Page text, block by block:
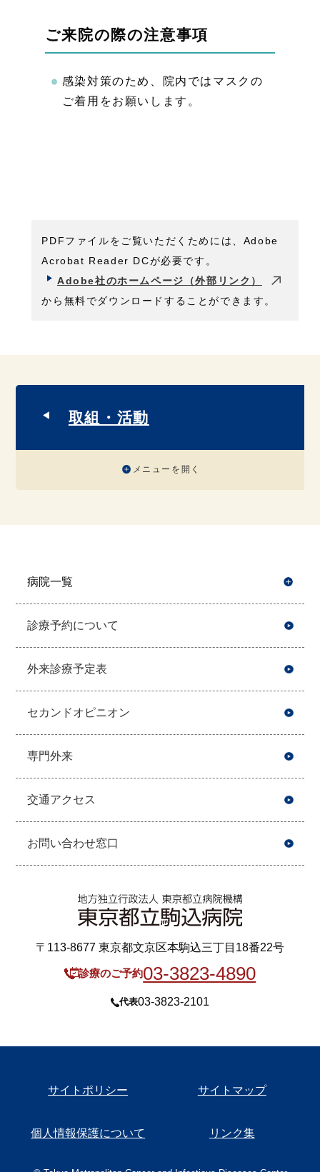
ご来院の際の注意事項
感染対策のため、院内ではマスクの
ご着用をお願いします。
PDFファイルをご覧いただくためには、Adobe
Acrobat Reader DCが必要です。
Adobe社のホームページ（外部リンク）
から無料でダウンロードすることができます。
取組・活動
メニューを開く
病院一覧
診療予約について
外来診療予定表
セカンドオピニオン
専門外来
交通アクセス
お問い合わせ窓口
〒113-8677 東京都文京区本駒込三丁目18番22号
診療のご予約03-3823-4890
代表03-3823-2101
サイトポリシー サイトマップ
個人情報保護について リンク集